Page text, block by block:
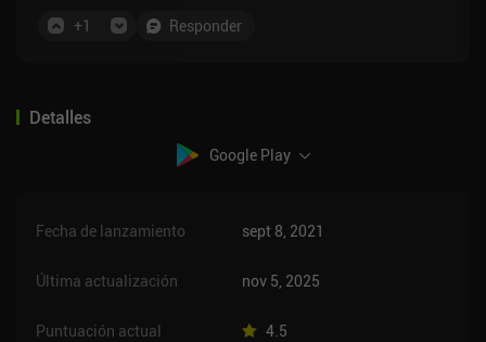
9,99. Cuando subas de rango cuando seas nuevo te
rapida de subirlos de nivel. También recomiendo
hunt royale si te gusta este estilo de juego
+1 Responder
Detalles
Google Play
Fecha de lanzamiento sept 8, 2021
Última actualización nov 5, 2025
Puntuación actual 4.5